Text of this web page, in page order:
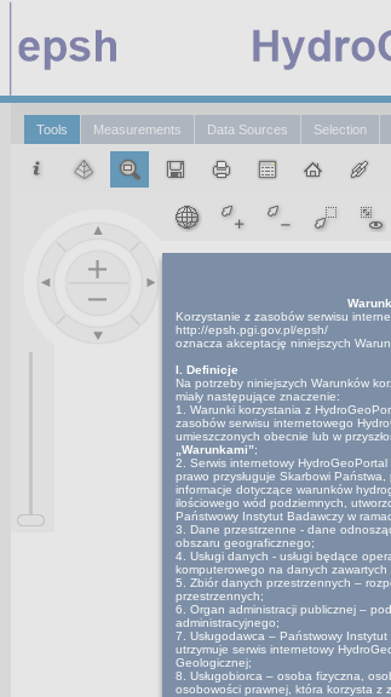
Tools Measurements Data Sources Selection
Korzystanie z zasobów serwisu
http://epsh.pgi.gov.pl/epsh/
oznacza akceptację niniejszych
I. Definicje
Na potrzeby niniejszych Warunków
miały następujące znaczenie:
1. Warunki korzystania z
zasobów serwisu internetowego
umieszczonych obecnie lub w
„Warunkami”;
2. Serwis internetowy
prawo przysługuje Skarbowi
informacje dotyczące warunków
ilościowego wód podziemnych,
Państwowy Instytut Badawczy w
3. Dane przestrzenne - dane
obszaru geograficznego;
4. Usługi danych - usługi będące
komputerowego na danych
5. Zbiór danych przestrzennych –
przestrzennych;
6. Organ administracji publicznej –
administracyjnego;
7. Usługodawca – Państwowy
utrzymuje serwis internetowy
Geologicznej;
8. Usługobiorca – osoba fizyczna,
osobowości prawnej, która korzysta z